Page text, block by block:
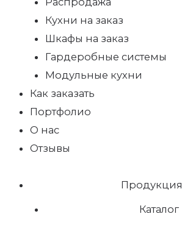
Кухни на заказ
Шкафы на заказ
Гардеробные системы
Модульные кухни
Как заказать
Портфолио
О нас
Отзывы
Продукция
Каталог